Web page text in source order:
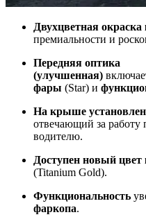
Двухцветная окраска
премиальности и
Передняя оптика
(улучшенная)
фары (Star) и
На крыше
отвечающий за
водителю.
Доступен новый цвет
(Titanium Gold).
Функциональность
фаркопа.